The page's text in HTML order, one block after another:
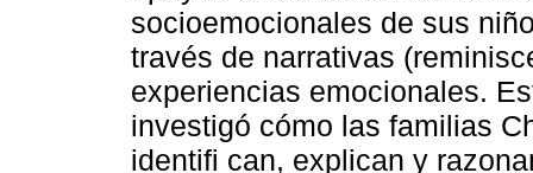
socioemocionales de sus
través de narrativas
experiencias emocionales.
investigó cómo las familias
identifi can, explican y